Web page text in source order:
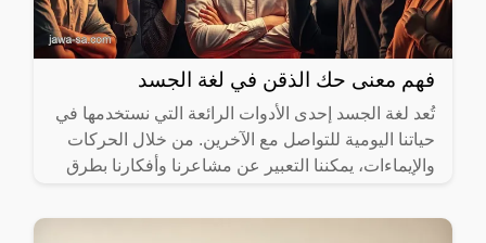
فهم معنى حك الذقن في لغة الجسد
تُعد لغة الجسد إحدى الأدوات الرائعة التي نستخدمها في
حياتنا اليومية للتواصل مع الآخرين. من خلال الحركات
والإيماءات، يمكننا التعبير عن مشاعرنا وأفكارنا بطرق